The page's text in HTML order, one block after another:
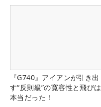
『G740』アイアンが引き出
す“反則級”の寛容性と飛びは
本当だった！